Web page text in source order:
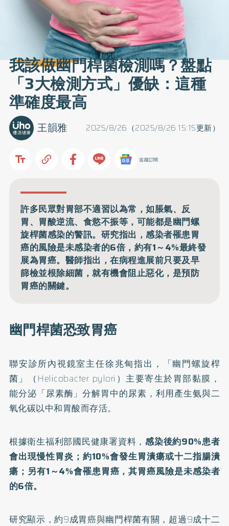
我該做幽門桿菌檢測嗎？盤點
「3大檢測方式」優缺：這種
準確度最高
2025/8/26（2025/8/26 15:15更新）
王韻雅
追蹤訂閱
許多民眾對胃部不適習以為常，如脹氣、反
胃、胃酸逆流、食慾不振等，可能都是幽門螺
旋桿菌感染的警訊。研究指出，感染者罹患胃
癌的風險是未感染者的6倍，約有1～4%最終發
展為胃癌。醫師指出，在病程進展前只要及早
篩檢並根除細菌，就有機會阻止惡化，是預防
胃癌的關鍵。
幽門桿菌恐致胃癌
聯安診所內視鏡室主任徐兆甸指出，「幽門螺旋桿
菌」（Helicobacter pylori）主要寄生於胃部黏膜，
能分泌「尿素酶」分解胃中的尿素，利用產生氨與二
氧化碳以中和胃酸而存活。
根據衛生福利部國民健康署資料，感染後約90%患者
會出現慢性胃炎 ；約10%會發生胃潰瘍或十二指腸潰
瘍；另有1～4%會罹患胃癌 ，其胃癌風險是未感染者
的6倍。
研究顯示，約9成胃癌與幽門桿菌有關，超過9成十二